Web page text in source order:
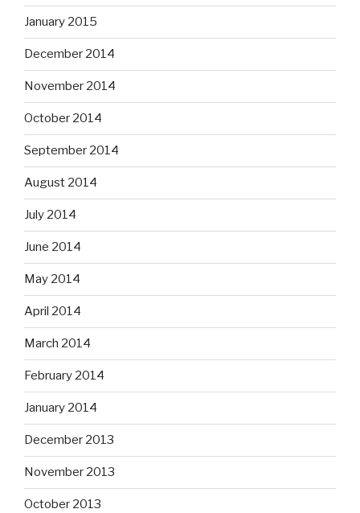
January 2015
December 2014
November 2014
October 2014
September 2014
August 2014
July 2014
June 2014
May 2014
April 2014
March 2014
February 2014
January 2014
December 2013
November 2013
October 2013